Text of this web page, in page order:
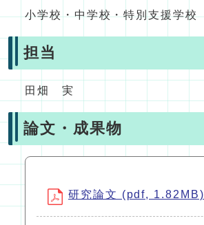
小学校・中学校・特別支援学校
担当
田畑 実
論文・成果物
研究論文 (pdf, 1.82MB)